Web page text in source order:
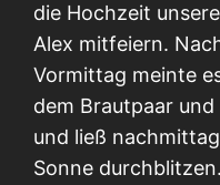
die Hochzeit
Alex mitfeiern.
Vormittag meinte
dem Brautpaar
und ließ
Sonne